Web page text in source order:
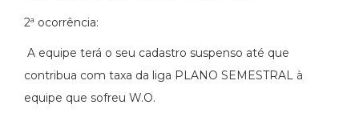
2ª ocorrência:
A equipe terá o seu cadastro suspenso até que
contribua com taxa da liga PLANO SEMESTRAL à
equipe que sofreu W.O.